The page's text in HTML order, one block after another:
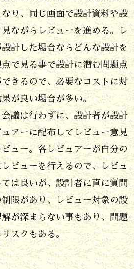
り、同じ画面で設計資料や設
ながらレビューを進める。レ
計した場合ならどんな設計を
で見る事で設計に潜む問題点
きるので、必要なコストに対
が良い場合が多い。
会議は行わずに、設計者が設計
アーに配布してレビュー意見
ュー。各レビュアーが自分の
ビューを行えるので、レビュ
は良いが、設計者に直に質問
限があり、レビュー対象の設
が深まらない事もあり、問題
スクもある。